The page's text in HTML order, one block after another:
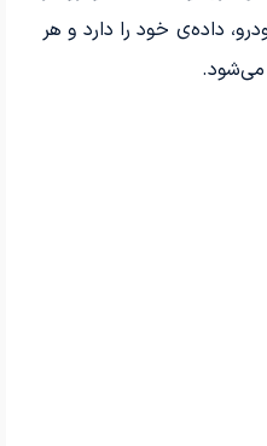
داده‌ی خود را دارد و هر
می‌شود.